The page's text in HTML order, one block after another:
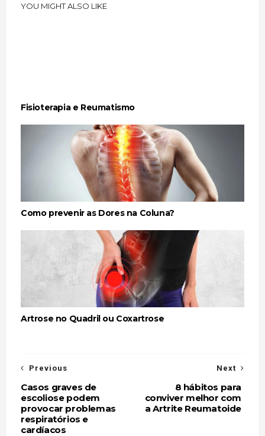
YOU MIGHT ALSO LIKE
Fisioterapia e Reumatismo
Como prevenir as Dores na Coluna?
Artrose no Quadril ou Coxartrose
Next
8 hábitos para
conviver melhor com
a Artrite Reumatoide
Previous
Casos graves de
escoliose podem
provocar problemas
respiratórios e
cardíacos